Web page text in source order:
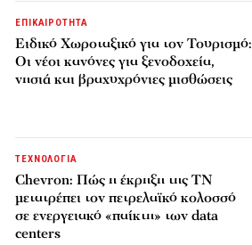
ΕΠΙΚΑΙΡΟΤΗΤΑ
Ειδικό Χωροταξικό για τον Τουρισμό:
Οι νέοι κανόνες για ξενοδοχεία,
νησιά και βραχυχρόνιες μισθώσεις
ΤΕΧΝΟΛΟΓΙΑ
Chevron: Πώς η έκρηξη της ΤΝ
μετατρέπει τον πετρελαϊκό κολοσσό
σε ενεργειακό «παίκτη» των data
centers